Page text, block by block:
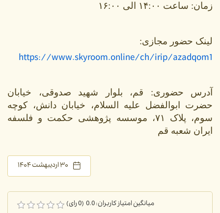
زمان: ساعت ۱۴:۰۰ الی ۱۶:۰۰
لینک حضور مجازی:
https://www.skyroom.online/ch/irip/azadqom1
آدرس حضوری: قم، بلوار شهید صدوقی، خیابان
حضرت ابوالفضل علیه السلام، خیابان دانش، کوچه
سوم، پلاک ۷۱، موسسه پژوهشی حکمت و فلسفه
ایران شعبه قم
۳۰ اردیبهشت ۱۴۰۴
میانگین امتیاز کاربران: 0.0 (0 رای)